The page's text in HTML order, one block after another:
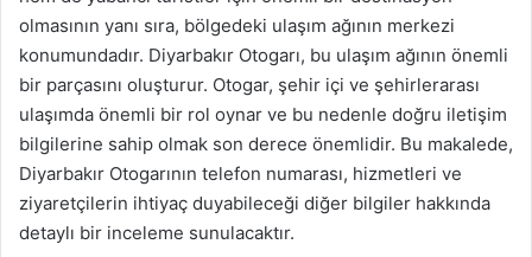
olmasının yanı sıra, bölgedeki ulaşım ağının merkezi
konumundadır. Diyarbakır Otogarı, bu ulaşım ağının önemli
bir parçasını oluşturur. Otogar, şehir içi ve şehirlerarası
ulaşımda önemli bir rol oynar ve bu nedenle doğru iletişim
bilgilerine sahip olmak son derece önemlidir. Bu makalede,
Diyarbakır Otogarının telefon numarası, hizmetleri ve
ziyaretçilerin ihtiyaç duyabileceği diğer bilgiler hakkında
detaylı bir inceleme sunulacaktır.